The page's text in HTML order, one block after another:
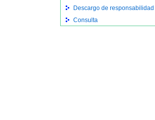
Descargo de responsabilidad
Consulta